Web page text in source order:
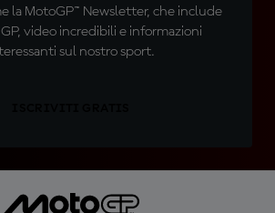
la MotoGP™ Newsletter, che include
video incredibili e informazioni
sul nostro sport.